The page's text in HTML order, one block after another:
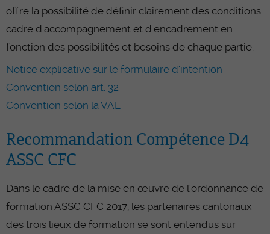
offre la possibilité de définir clairement des conditions
cadre d'accompagnement et d'encadrement en
fonction des possibilités et besoins de chaque partie.
Notice explicative sur le formulaire d'intention
Convention selon art. 32
Convention selon la VAE
Recommandation Compétence D4
ASSC CFC
Dans le cadre de la mise en œuvre de l'ordonnance de
formation ASSC CFC 2017, les partenaires cantonaux
des trois lieux de formation se sont entendus sur